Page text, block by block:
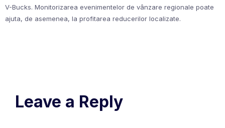
V-Bucks. Monitorizarea evenimentelor de vânzare regionale poate
ajuta, de asemenea, la profitarea reducerilor localizate.
Leave a Reply